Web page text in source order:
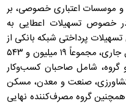
و موسسات اعتباری خصوصی، بر
خصوص تسهیلات اعطایی به
پرداختی شبکه بانکی از
ابتدای سال ۱۴۰۱ تا پایان شهریورماه سال جاری، مجموعاً ۱۹ میلیون و ۵۴۳
به دو گروه، شامل صاحبان کسب‌وکار
صنعت و معدن، مسکن
همچنین گروه مصرف‌کننده نهایی